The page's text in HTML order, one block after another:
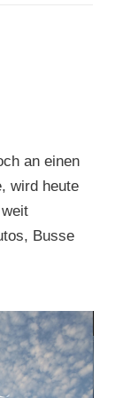
an einen
wird heute
Busse